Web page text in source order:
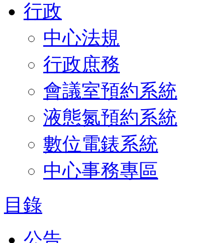
行政
中心法規
行政庶務
會議室預約系統
液態氮預約系統
數位電錶系統
中心事務專區
目錄